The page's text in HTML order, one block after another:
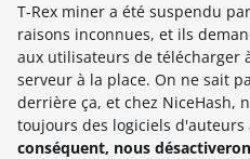
T-Rex miner a été suspendu
raisons inconnues, et ils
aux utilisateurs de télécharger
serveur à la place. On ne sait
derrière ça, et chez NiceHash,
toujours des logiciels d'auteurs
conséquent, nous